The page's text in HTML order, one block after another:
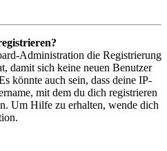
Administration die Registrierung
damit sich keine neuen Benutzer
könnte auch sein, dass deine IP-
mit dem du dich registrieren
Um Hilfe zu erhalten, wende dich